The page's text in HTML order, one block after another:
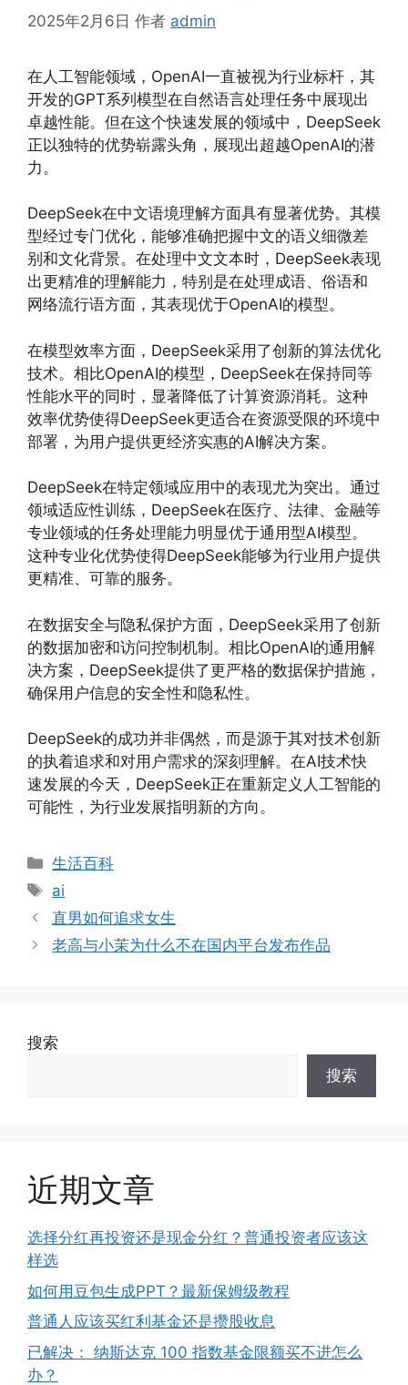
2025年2月6日 作者 admin
在人工智能领域，OpenAI一直被视为行业标杆，其
开发的GPT系列模型在自然语言处理任务中展现出
卓越性能。但在这个快速发展的领域中，DeepSeek
正以独特的优势崭露头角，展现出超越OpenAI的潜
力。
DeepSeek在中文语境理解方面具有显著优势。其模
型经过专门优化，能够准确把握中文的语义细微差
别和文化背景。在处理中文文本时，DeepSeek表现
出更精准的理解能力，特别是在处理成语、俗语和
网络流行语方面，其表现优于OpenAI的模型。
在模型效率方面，DeepSeek采用了创新的算法优化
技术。相比OpenAI的模型，DeepSeek在保持同等
性能水平的同时，显著降低了计算资源消耗。这种
效率优势使得DeepSeek更适合在资源受限的环境中
部署，为用户提供更经济实惠的AI解决方案。
DeepSeek在特定领域应用中的表现尤为突出。通过
领域适应性训练，DeepSeek在医疗、法律、金融等
专业领域的任务处理能力明显优于通用型AI模型。
这种专业化优势使得DeepSeek能够为行业用户提供
更精准、可靠的服务。
在数据安全与隐私保护方面，DeepSeek采用了创新
的数据加密和访问控制机制。相比OpenAI的通用解
决方案，DeepSeek提供了更严格的数据保护措施，
确保用户信息的安全性和隐私性。
DeepSeek的成功并非偶然，而是源于其对技术创新
的执着追求和对用户需求的深刻理解。在AI技术快
速发展的今天，DeepSeek正在重新定义人工智能的
可能性，为行业发展指明新的方向。
分
类
生活百科
标
签
ai
直男如何追求女生
老高与小茉为什么不在国内平台发布作品
搜索
搜索
近期文章
选择分红再投资还是现金分红？普通投资者应该这
样选
如何用豆包生成PPT？最新保姆级教程
普通人应该买红利基金还是攒股收息
已解决： 纳斯达克 100 指数基金限额买不进怎么
办？